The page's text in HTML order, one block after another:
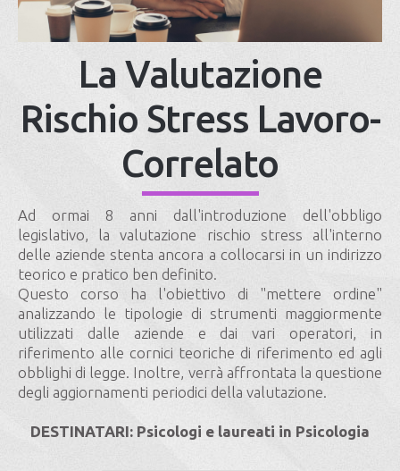
La Valutazione
Rischio Stress Lavoro-
Correlato
Ad ormai 8 anni dall'introduzione dell'obbligo
legislativo, la valutazione rischio stress all'interno
delle aziende stenta ancora a collocarsi in un indirizzo
teorico e pratico ben definito.
Questo corso ha l'obiettivo di "mettere ordine"
analizzando le tipologie di strumenti maggiormente
utilizzati dalle aziende e dai vari operatori, in
riferimento alle cornici teoriche di riferimento ed agli
obblighi di legge. Inoltre, verrà affrontata la questione
degli aggiornamenti periodici della valutazione.
DESTINATARI: Psicologi e laureati in Psicologia